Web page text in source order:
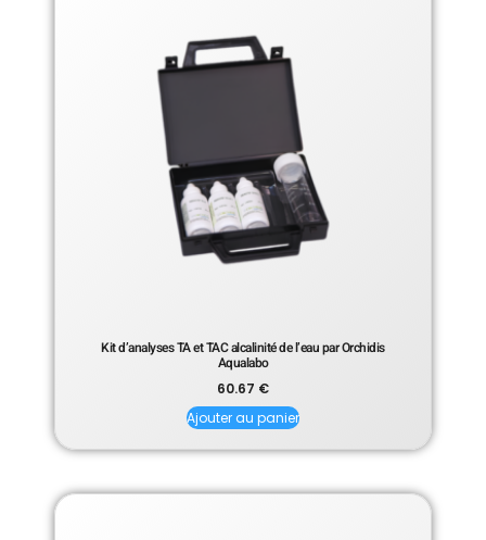
Kit d’analyses TA et TAC alcalinité de l’eau par Orchidis
Aqualabo
60.67 €
Ajouter au panier